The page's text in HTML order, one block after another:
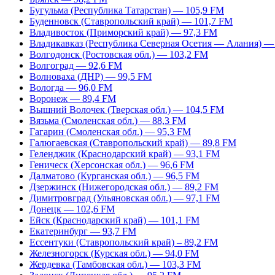
Бугульма (Республика Татарстан) — 105,9 FM
Буденновск (Ставропольский край) — 101,7 FM
Владивосток (Приморский край) — 97,3 FM
Владикавказ (Республика Северная Осетия — Алания)
Волгодонск (Ростовская обл.) — 103,2 FM
Волгоград — 92,6 FM
Волноваха (ДНР) — 99,5 FM
Вологда — 96,0 FM
Воронеж — 89,4 FM
Вышний Волочек (Тверская обл.) — 104,5 FM
Вязьма (Смоленская обл.) — 88,3 FM
Гагарин (Смоленская обл.) — 95,3 FM
Галюгаевская (Ставропольский край) — 89,8 FM
Геленджик (Краснодарский край) — 93,1 FM
Геническ (Херсонская обл.) — 96,6 FM
Далматово (Курганская обл.) — 96,5 FM
Дзержинск (Нижегородская обл.) — 89,2 FM
Димитровград (Ульяновская обл.) — 97,1 FM
Донецк — 102,6 FM
Ейск (Краснодарский край) — 101,1 FM
Екатеринбург — 93,7 FM
Ессентуки (Ставропольский край) – 89,2 FM
Железногорск (Курская обл.) — 94,0 FM
Жердевка (Тамбовская обл.) — 103,3 FM